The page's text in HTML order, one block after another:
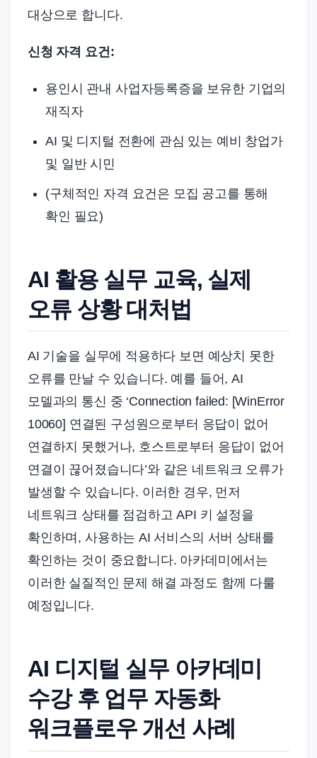
대상으로 합니다.
신청 자격 요건:
용인시 관내 사업자등록증을 보유한 기업의
재직자
AI 및 디지털 전환에 관심 있는 예비 창업가
및 일반 시민
(구체적인 자격 요건은 모집 공고를 통해
확인 필요)
AI 활용 실무 교육, 실제
오류 상황 대처법
AI 기술을 실무에 적용하다 보면 예상치 못한
오류를 만날 수 있습니다. 예를 들어, AI
모델과의 통신 중 ‘Connection failed: [WinError
10060] 연결된 구성원으로부터 응답이 없어
연결하지 못했거나, 호스트로부터 응답이 없어
연결이 끊어졌습니다’와 같은 네트워크 오류가
발생할 수 있습니다. 이러한 경우, 먼저
네트워크 상태를 점검하고 API 키 설정을
확인하며, 사용하는 AI 서비스의 서버 상태를
확인하는 것이 중요합니다. 아카데미에서는
이러한 실질적인 문제 해결 과정도 함께 다룰
예정입니다.
AI 디지털 실무 아카데미
수강 후 업무 자동화
워크플로우 개선 사례